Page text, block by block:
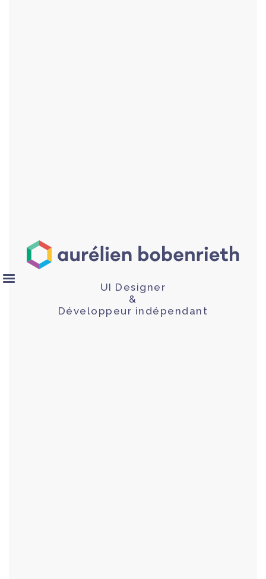
UI Designer
&
Développeur indépendant